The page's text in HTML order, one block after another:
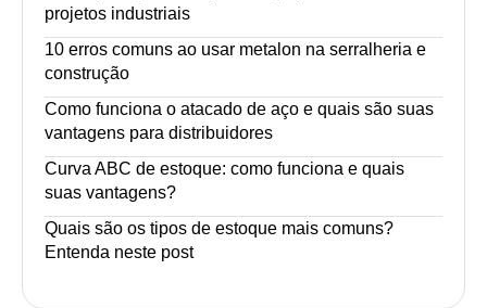
projetos industriais
10 erros comuns ao usar metalon na serralheria e
construção
Como funciona o atacado de aço e quais são suas
vantagens para distribuidores
Curva ABC de estoque: como funciona e quais
suas vantagens?
Quais são os tipos de estoque mais comuns?
Entenda neste post